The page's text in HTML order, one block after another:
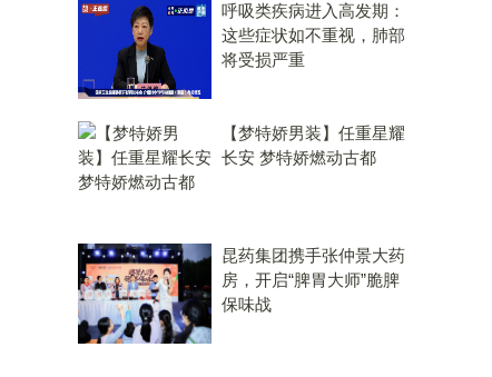
呼吸类疾病进入高发期：
这些症状如不重视，肺部
将受损严重
【梦特娇男装】任重星耀
长安 梦特娇燃动古都
昆药集团携手张仲景大药
房，开启“脾胃大师”脆脾
保味战